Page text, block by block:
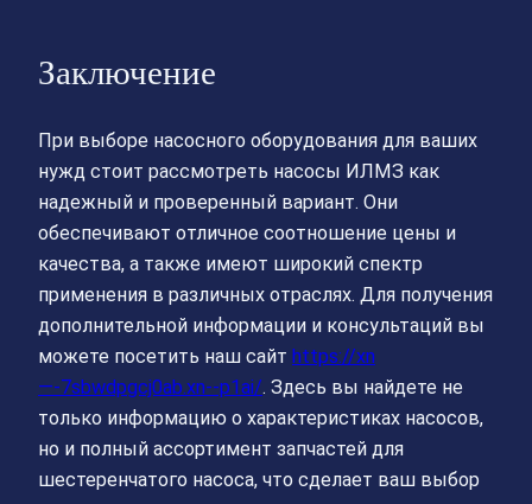
Заключение
При выборе насосного оборудования для ваших
нужд стоит рассмотреть насосы ИЛМЗ как
надежный и проверенный вариант. Они
обеспечивают отличное соотношение цены и
качества, а также имеют широкий спектр
применения в различных отраслях. Для получения
дополнительной информации и консультаций вы
можете посетить наш сайт https://xn
—-7sbwdpgcj0ab.xn--p1ai/. Здесь вы найдете не
только информацию о характеристиках насосов,
но и полный ассортимент запчастей для
шестеренчатого насоса, что сделает ваш выбор